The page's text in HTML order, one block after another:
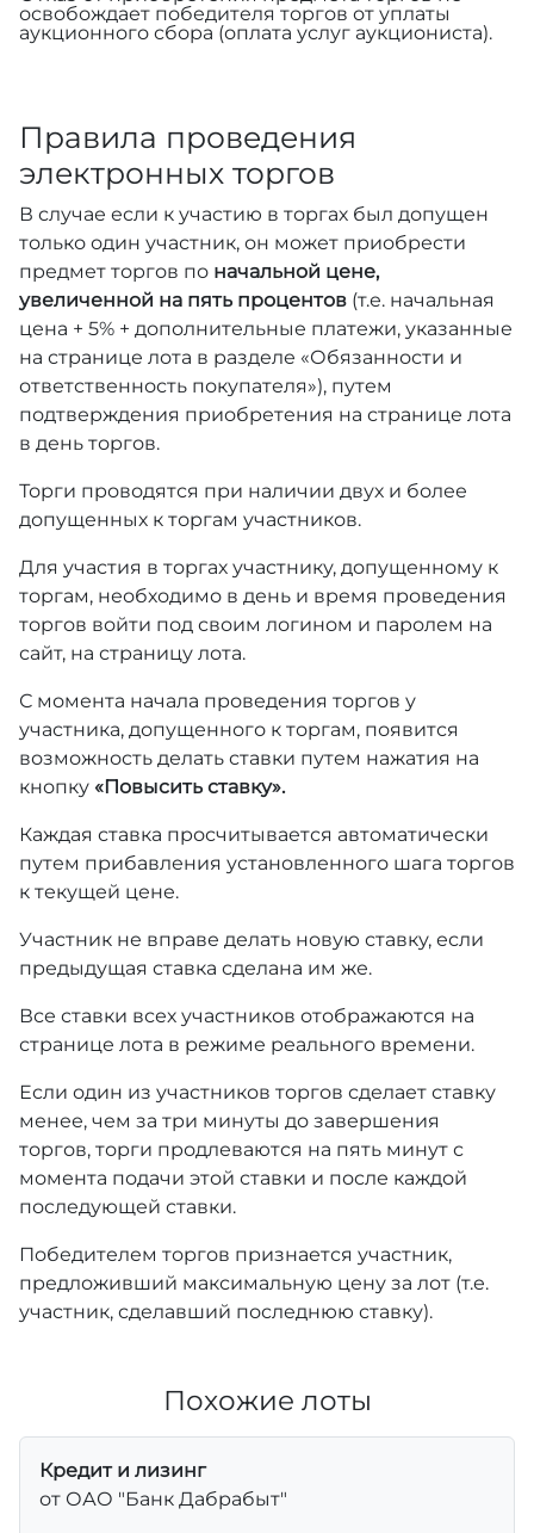
освобождает победителя торгов от уплаты
аукционного сбора (оплата услуг аукциониста).
Правила проведения
электронных торгов
В случае если к участию в торгах был допущен
только один участник, он может приобрести
предмет торгов по начальной цене,
увеличенной на пять процентов (т.е. начальная
цена + 5% + дополнительные платежи, указанные
на странице лота в разделе «Обязанности и
ответственность покупателя»), путем
подтверждения приобретения на странице лота
в день торгов.
Торги проводятся при наличии двух и более
допущенных к торгам участников.
Для участия в торгах участнику, допущенному к
торгам, необходимо в день и время проведения
торгов войти под своим логином и паролем на
сайт, на страницу лота.
С момента начала проведения торгов у
участника, допущенного к торгам, появится
возможность делать ставки путем нажатия на
кнопку «Повысить ставку».
Каждая ставка просчитывается автоматически
путем прибавления установленного шага торгов
к текущей цене.
Участник не вправе делать новую ставку, если
предыдущая ставка сделана им же.
Все ставки всех участников отображаются на
странице лота в режиме реального времени.
Если один из участников торгов сделает ставку
менее, чем за три минуты до завершения
торгов, торги продлеваются на пять минут с
момента подачи этой ставки и после каждой
последующей ставки.
Победителем торгов признается участник,
предложивший максимальную цену за лот (т.е.
участник, сделавший последнюю ставку).
Похожие лоты
Кредит и лизинг
от ОАО "Банк Дабрабыт"